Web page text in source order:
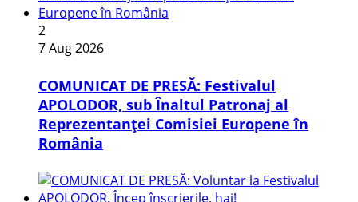
2
7 Aug 2026
COMUNICAT DE PRESĂ: Festivalul
APOLODOR, sub Înaltul Patronaj al
Reprezentanței Comisiei Europene în
România